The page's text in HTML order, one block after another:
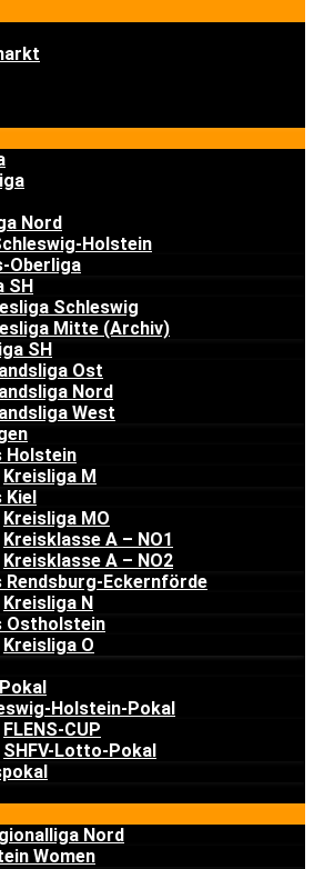
Nord
Holstein
Oberliga
SH
Schleswig
Mitte (Archiv)
SH
Ost
Nord
West
Holstein
Kreisliga M
Kiel
Kreisliga MO
Kreisklasse A – NO1
Kreisklasse A – NO2
Rendsburg-Eckernförde
Kreisliga N
Ostholstein
Kreisliga O
Holstein-Pokal
FLENS-CUP
SHFV-Lotto-Pokal
Nord
Women